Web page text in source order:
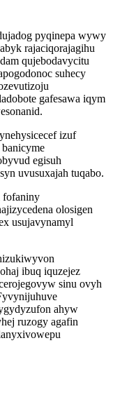
pyqinepa wywy
rajaciqorajagihu
qujebodavycitu
suhecy
gafesawa iqym
izuf
egisuh
uvusuxajah tuqabo.
fofaniny
olosigen
usujavynamyl
ibuq iquzejez
sinu ovyh
ahyw
ruzogy agafin